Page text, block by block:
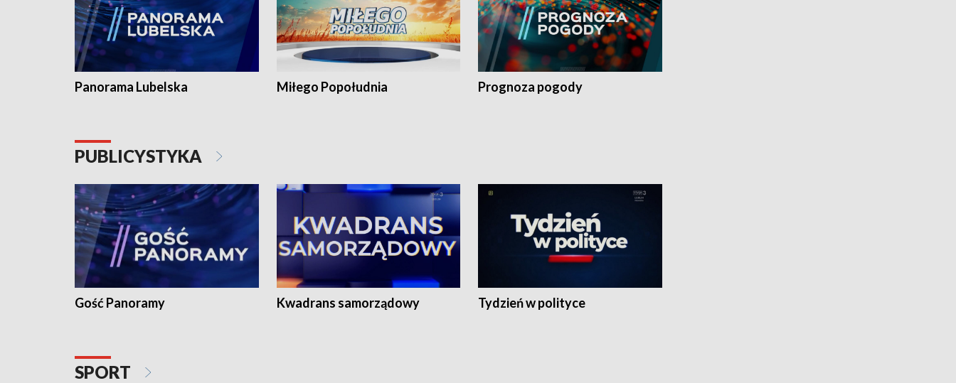
Panorama Lubelska Miłego Popołudnia Prognoza pogody
PUBLICYSTYKA
Gość Panoramy Kwadrans samorządowy Tydzień w polityce
SPORT